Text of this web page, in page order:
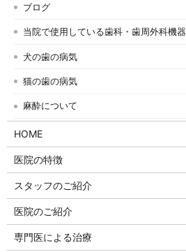
ブログ
当院で使用している歯科・歯周外科機器
犬の歯の病気
猫の歯の病気
麻酔について
HOME
医院の特徴
スタッフのご紹介
医院のご紹介
専門医による治療